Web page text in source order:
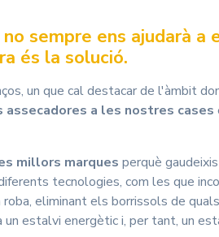
sempre ens ajudarà a
és la solució.
un que cal destacar de l'àmbit
assecadores a les nostres cases
millors marques perquè
tecnologies, com les que
eliminant els borrissols de
estalvi energètic i, per tant, un